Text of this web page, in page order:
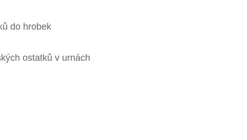
do hrobek
ostatků v urnách